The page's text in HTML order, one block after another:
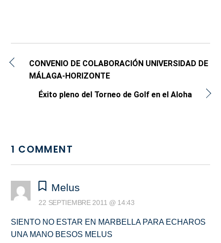
CONVENIO DE COLABORACIÓN UNIVERSIDAD DE
MÁLAGA-HORIZONTE
Éxito pleno del Torneo de Golf en el Aloha
1 COMMENT
Melus
22 SEPTIEMBRE 2011 @ 14:43
SIENTO NO ESTAR EN MARBELLA PARA ECHAROS
UNA MANO BESOS MELUS